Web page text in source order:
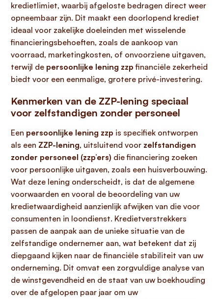
kredietlimiet, waarbij afgeloste bedragen direct weer
opneembaar zijn. Dit maakt een doorlopend krediet
ideaal voor zakelijke doeleinden met wisselende
financieringsbehoeften, zoals de aankoop van
voorraad, marketingkosten, of onvoorziene uitgaven,
terwijl de persoonlijke lening zzp financiële zekerheid
biedt voor een eenmalige, grotere privé-investering.
Kenmerken van de ZZP-lening speciaal
voor zelfstandigen zonder personeel
Een persoonlijke lening zzp is specifiek ontworpen
als een ZZP-lening, uitsluitend voor zelfstandigen
zonder personeel (zzp’ers) die financiering zoeken
voor persoonlijke uitgaven, zoals een huisverbouwing.
Wat deze lening onderscheidt, is dat de algemene
voorwaarden en vooral de beoordeling van uw
kredietwaardigheid aanzienlijk afwijken van die voor
consumenten in loondienst. Kredietverstrekkers
passen de aanpak aan de unieke situatie van de
zelfstandige ondernemer aan, wat betekent dat zij
diepgaand kijken naar de financiële stabiliteit van uw
onderneming. Dit omvat een zorgvuldige analyse van
de winstgevendheid en de staat van uw boekhouding
over de afgelopen paar jaar om uw